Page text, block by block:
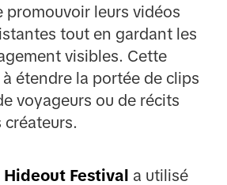
promouvoir leurs vidéos
tout en gardant les
visibles. Cette
étendre la portée de clips
voyageurs ou de récits
créateurs.
Hideout Festival a utilisé